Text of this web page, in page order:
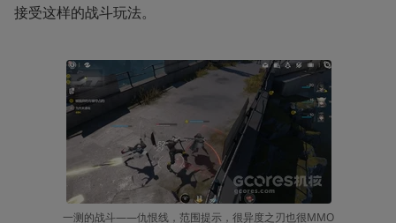
接受这样的战斗玩法。
一测的战斗——仇恨线，范围提示，很异度之刃也很MMO